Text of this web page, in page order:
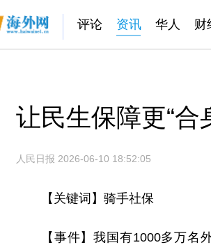
评论 资讯 华人 财
让民生保障更“合
人民日报 2026-06-10 18:52:05
【关键词】骑手社保
【事件】我国有1000多万名